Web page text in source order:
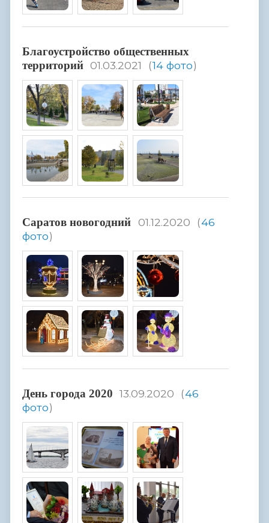
Благоустройство общественных
территорий 01.03.2021 (14 фото)
Саратов новогодний 01.12.2020 (46
фото)
День города 2020 13.09.2020 (46
фото)